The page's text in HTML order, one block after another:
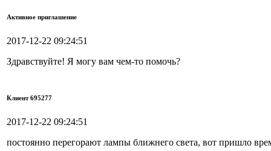
Активное приглашение
2017-12-22 09:24:51
Здравствуйте! Я могу вам чем-то помочь?
Клиент 695277
2017-12-22 09:24:51
постоянно перегорают лампы ближнего света, вот пришло